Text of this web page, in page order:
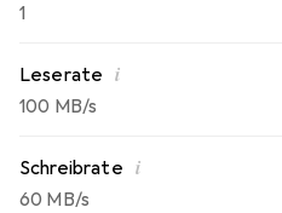
1
Leserate i
100 MB/s
Schreibrate i
60 MB/s